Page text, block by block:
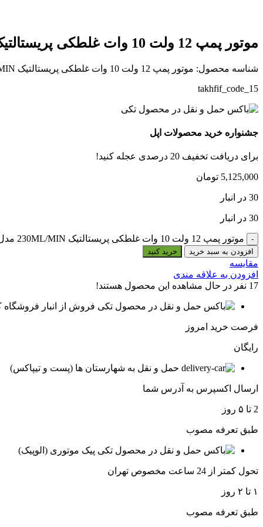
موتور پمپ 12 ولت 10 وات غلطکی پریستالتیک 230ML/MIN مدل (CP2-DC12S46A)
شناسه محصول: موتور پمپ 12 ولت 10 وات غلطکی پریستالتیک 230ML/MIN مدل (CP2-DC12S46A)
takhfif_code_15
جشنواره خرید محصولات اپل
برای دریافت تخفیف 20 درصدی عجله کنید!
5,125,000 تومان
30 در انبار
30 در انبار
موتور پمپ 12 ولت 10 وات غلطکی پریستالتیک 230ML/MIN مدل (CP2-DC12S46A) عدد
افزودن به سبد خرید خرید کنید
مقایسه
افزودن به علاقه مندی
17 نفر در حال مشاهده این محصول هستند!
فروش از انبار فروشگاه
فرصت خرید امروز
رایگان
حمل و نقل به شهارستان ها (پست و تیپاکس)
ارسال اکسپرس به آدرس شما
2 تا ۵ روز
طبق تعرفه مصوب
پیک موتوری (الوپیک)
تحول کمتر از 24 ساعت مخصوص تهران
۱ تا ۲ روز
طبق تعرفه مصوب